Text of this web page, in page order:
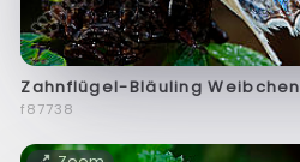
Zahnflügel-Bläuling Weibchen
f87738